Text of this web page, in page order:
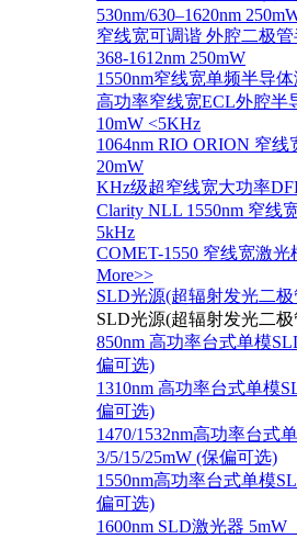
530nm/630–1620nm
窄线宽可调谐 外腔二极
368-1612nm 250mW
1550nm窄线宽单频半导
高功率窄线宽ECL外腔半
10mW <5KHz
1064nm RIO ORION 窄
20mW
KHz级超窄线宽大功率
Clarity NLL 1550nm 窄线
5kHz
COMET-1550 窄线宽激光
More>>
SLD光源(超辐射发光二
SLD光源(超辐射发光二
850nm 高功率台式单模
偏可选)
1310nm 高功率台式单模
偏可选)
1470/1532nm高功率台式
3/5/15/25mW (保偏可选)
1550nm高功率台式单模
偏可选)
1600nm SLD激光器 5mW